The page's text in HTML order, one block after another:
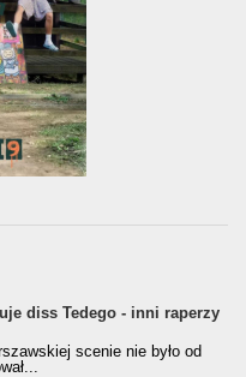
diss Tedego - inni raperzy
scenie nie było od